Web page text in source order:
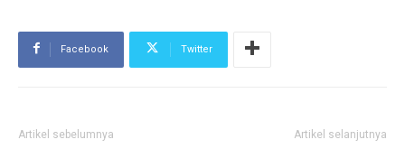
Facebook Twitter
Artikel sebelumnya Artikel selanjutnya